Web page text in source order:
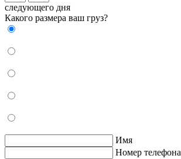
следующего дня
Какого размера ваш груз?
Имя
Номер телефона